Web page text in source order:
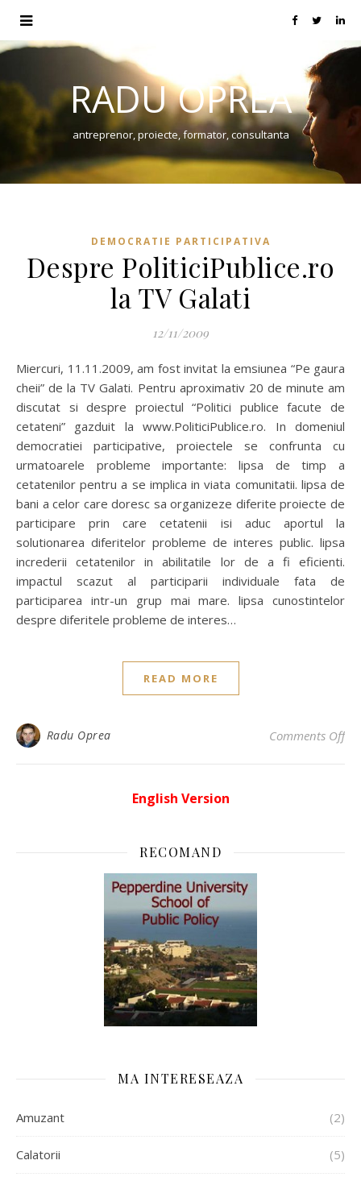
RADU OPREA
antreprenor, proiecte, formator, consultanta
DEMOCRATIE PARTICIPATIVA
Despre PoliticiPublice.ro
la TV Galati
12/11/2009
Miercuri, 11.11.2009, am fost invitat la emsiunea “Pe gaura
cheii” de la TV Galati. Pentru aproximativ 20 de minute am
discutat si despre proiectul “Politici publice facute de
cetateni” gazduit la www.PoliticiPublice.ro. In domeniul
democratiei participative, proiectele se confrunta cu
urmatoarele probleme importante: lipsa de timp a
cetatenilor pentru a se implica in viata comunitatii. lipsa de
bani a celor care doresc sa organizeze diferite proiecte de
participare prin care cetatenii isi aduc aportul la
solutionarea diferitelor probleme de interes public. lipsa
increderii cetatenilor in abilitatile lor de a fi eficienti.
impactul scazut al participarii individuale fata de
participarea intr-un grup mai mare. lipsa cunostintelor
despre diferitele probleme de interes…
READ MORE
Radu Oprea Comments Offon
English Version
RECOMAND
MA INTERESEAZA
Amuzant (2)
Calatorii (5)